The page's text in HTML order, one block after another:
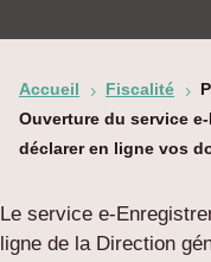
Accueil 5 Fiscalité 5
Ouverture du service
déclarer en ligne vos
Le service e-
ligne de la Direction